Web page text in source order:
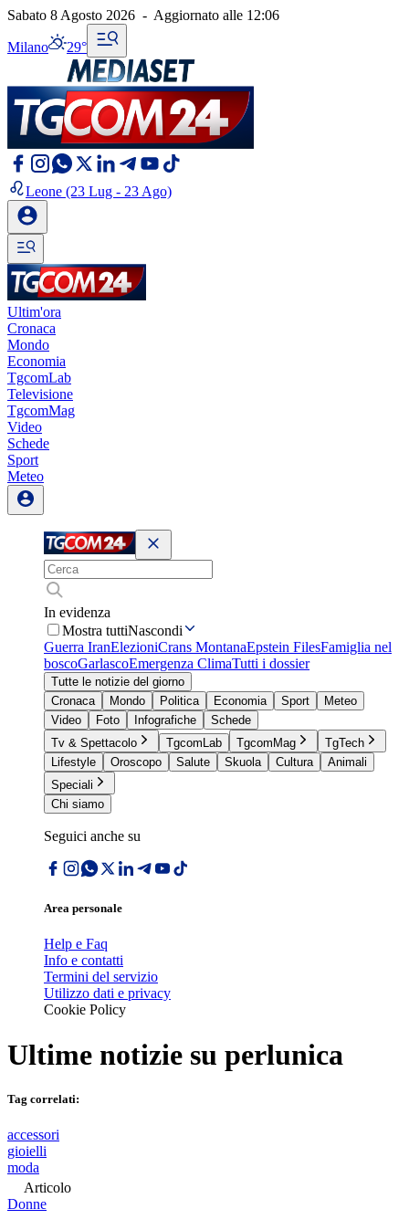
Sabato 8 Agosto 2026 - Aggiornato alle 12:06
Milano 29°
Leone (23 Lug - 23 Ago)
Ultim'ora
Cronaca
Mondo
Economia
TgcomLab
Televisione
TgcomMag
Video
Schede
Sport
Meteo
In evidenza
Mostra tuttiNascondi
Guerra IranElezioniCrans MontanaEpstein FilesFamiglia nel
boscoGarlascoEmergenza ClimaTutti i dossier
Tutte le notizie del giorno
Cronaca
Mondo Politica Economia Sport
Meteo
Video
Foto Infografiche
Schede
Tv & Spettacolo
TgcomLab TgcomMag
TgTech
Lifestyle
Oroscopo Salute Skuola Cultura
Animali
Speciali
Chi siamo
Seguici anche su
Area personale
Help e Faq
Info e contatti
Termini del servizio
Utilizzo dati e privacy
Cookie Policy
Ultime notizie su perlunica
Tag correlati:
accessori
gioielli
moda
Articolo
Donne